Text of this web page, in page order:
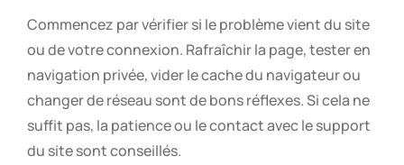
Commencez par vérifier si le problème vient du site
ou de votre connexion. Rafraîchir la page, tester en
navigation privée, vider le cache du navigateur ou
changer de réseau sont de bons réflexes. Si cela ne
suffit pas, la patience ou le contact avec le support
du site sont conseillés.